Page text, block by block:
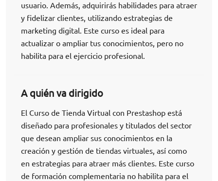
usuario. Además, adquirirás habilidades para atraer
y fidelizar clientes, utilizando estrategias de
marketing digital. Este curso es ideal para
actualizar o ampliar tus conocimientos, pero no
habilita para el ejercicio profesional.
A quién va dirigido
El Curso de Tienda Virtual con Prestashop está
diseñado para profesionales y titulados del sector
que desean ampliar sus conocimientos en la
creación y gestión de tiendas virtuales, así como
en estrategias para atraer más clientes. Este curso
de formación complementaria no habilita para el